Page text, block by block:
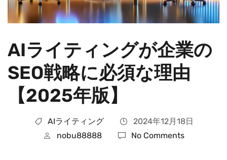
AIライティングが企業の
SEO戦略に必須な理由
【2025年版】
AIライティング
2024年12月18日
nobu88888
No Comments